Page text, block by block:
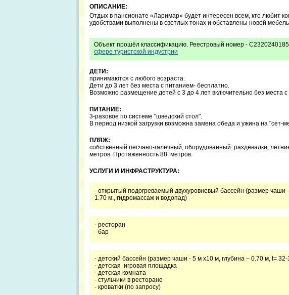
ОПИСАНИЕ:
Отдых в пансионате «Ларимар» будет интересен всем, кто любит
удобствами выполнены в светлых тонах и обставлены новой
Объект прошёл классификацию. Реестровый номер -
сфере туристской индустрии
ДЕТИ:
принимаются с любого возраста.
Дети до 3 лет без места с питанием- бесплатно.
Возможно размещение детей с 3 до 4 лет включительно без места
ПИТАНИЕ:
3-разовое по системе "шведский стол".
В период низкой загрузки возможна замена обеда и ужина на "сет-
ПЛЯЖ:
собственный песчано-галечный, оборудованный: раздевалки,
метров. Протяженность 88 метров.
УСЛУГИ И ИНФРАСТРУКТУРА:
- открытый подогреваемый двухуровневый бассейн (размер чаши
1.70 м., гидромассаж и водопад)
- ресторан
- бар
- детский бассейн (размер чаши - 5 м х10 м, глубина – 0.70 м, t= 32-
- детская игровая площадка
- детская комната
- стульчики в ресторане
- кроватки (по запросу)